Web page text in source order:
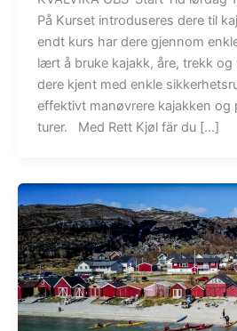
På Kurset introduseres dere til
endt kurs har dere gjennom
lært å bruke kajakk, åre, trekk og
dere kjent med enkle
effektivt manøvrere kajakken og
turer. Med Rett Kjøl fär du […]